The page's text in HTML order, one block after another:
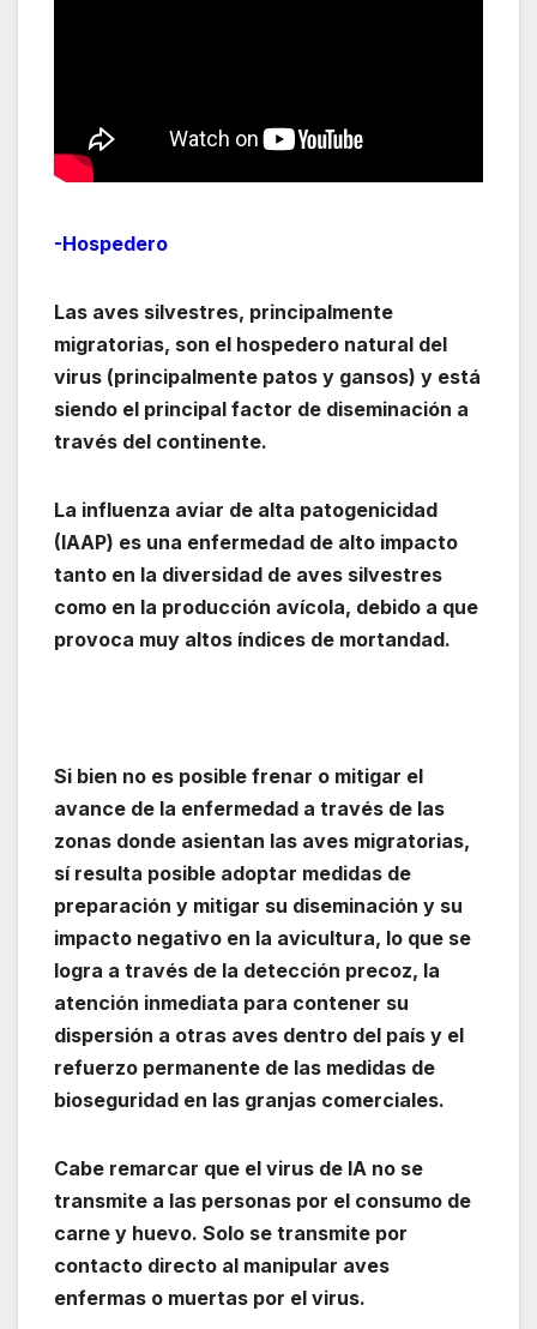
-Hospedero
Las aves silvestres, principalmente
migratorias, son el hospedero natural del
virus (principalmente patos y gansos) y está
siendo el principal factor de diseminación a
través del continente.
La influenza aviar de alta patogenicidad
(IAAP) es una enfermedad de alto impacto
tanto en la diversidad de aves silvestres
como en la producción avícola, debido a que
provoca muy altos índices de mortandad.
Si bien no es posible frenar o mitigar el
avance de la enfermedad a través de las
zonas donde asientan las aves migratorias,
sí resulta posible adoptar medidas de
preparación y mitigar su diseminación y su
impacto negativo en la avicultura, lo que se
logra a través de la detección precoz, la
atención inmediata para contener su
dispersión a otras aves dentro del país y el
refuerzo permanente de las medidas de
bioseguridad en las granjas comerciales.
Cabe remarcar que el virus de IA no se
transmite a las personas por el consumo de
carne y huevo. Solo se transmite por
contacto directo al manipular aves
enfermas o muertas por el virus.